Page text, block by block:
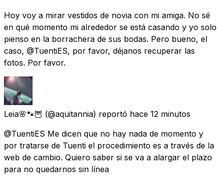
Hoy voy a mirar vestidos de novia con mi amiga. No sé
en qué momento mi alrededor se está casando y yo solo
pienso en la borrachera de sus bodas. Pero bueno, el
caso, @TuentiES, por favor, déjanos recuperar las
fotos. Por favor.
Leia🌸🐾🦉 (@aquitannia) reportó hace 12 minutos
@TuentiES Me dicen que no hay nada de momento y
por tratarse de Tuenti el procedimiento es a través de la
web de cambio. Quiero saber si se va a alargar el plazo
para no quedarnos sin línea